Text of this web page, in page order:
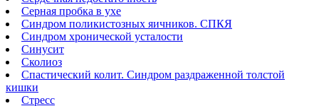
Серная пробка в ухе
Синдром поликистозных яичников. СПКЯ
Синдром хронической усталости
Синусит
Сколиоз
Спастический колит. Синдром раздраженной толстой
кишки
Стресс